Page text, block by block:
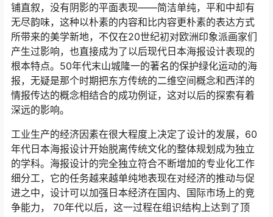
铺直叙，没有阴影的平面表现――简洁单纯，平和中却有
无尽韵味，这种以朴素的内容和比内容更朴素的表达方式
所带来的美学新地，不仅在20世纪初对欧洲印象派画家们
产生过影响，也直接成为了以后现代日本海报设计表现的
根本特点。50年代末山城隆一的著名的保护绿化运动的海
报，无疑是那个时期把东方传统的二维空间概念和西洋的
情报传达的概念相结合的成功例证，这对以后的探索有着
深远的影响。
工业生产的经济因素在很大程度上决定了设计的发展，60
年代日本海报设计开始脱离传统文化的整体规划成为独立
的学科。海报设计的完全独立符合不断增加的专业化工作
细分工，它的任务越来越单纯地表现在对经济的推动与促
进之中，设计可以加强日本经济在国内、国际市场上的竞
争能力， 70年代以后，这一过程在组识结构上达到了顶